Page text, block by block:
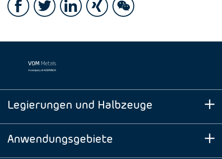
Legierungen und Halbzeuge
Anwendungsgebiete